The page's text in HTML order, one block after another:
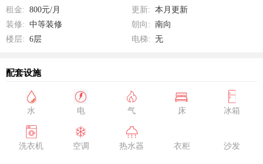
租金: 800元/月 更新: 本月更新
装修: 中等装修 朝向: 南向
楼层: 6层 电梯: 无
配套设施
水 电 气 床 冰箱
洗衣机 空调 热水器 衣柜 沙发